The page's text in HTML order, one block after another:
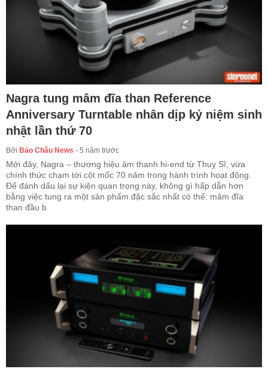
Nagra tung mâm đĩa than Reference
Anniversary Turntable nhân dịp kỷ niệm sinh
nhật lần thứ 70
Bởi Bảo Châu News - 5 năm trước
Mới đây, Nagra – thương hiệu âm thanh hi-end từ Thuỵ Sĩ, vừa
chính thức chạm tới cột mốc 70 năm trong hành trình hoạt động.
Để đánh dấu lại sự kiện quan trọng này, không gì hấp dẫn hơn
bằng việc tung ra một sản phẩm đặc sắc nhất có thể: mâm đĩa
than đầu b